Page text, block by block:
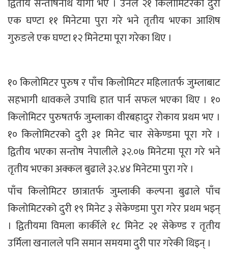
द्वितीय सन्तोषनाथ योगी भए । उनले २१ किलोमिटरको दुरी
एक घण्टा ११ मिनेटमा पुरा गरे भने तृतीय भएका आशिष
गुरुङले एक घण्टा १२ मिनेटमा पूरा गरेका थिए ।
१० किलोमिटर पुरुष र पाँच किलोमिटर महिलातर्फ जुम्लाबाट
सहभागी धावकले उपाधि हात पार्न सफल भएका थिए । १०
किलोमिटर पुरुषतर्फ जुम्लाका वीरबहादुर रोकाय प्रथम भए ।
१० किलोमिटरको दुरी ३१ मिनेट चार सेकेण्डमा पूरा गरे ।
द्वितीय भएका सन्तोष नेपालीले ३२.०७ मिनेटमा पूरा गरे भने
तृतीय भएका अक्कल बुढाले ३२.४४ मिनेटमा पुरा गरे ।
पाँच किलोमिटर छात्रातर्फ जुम्लाकी कल्पना बुढाले पाँच
किलोमिटरको दुरी १९ मिनेट ३ सेकेण्डमा पुरा गरेर प्रथम भइन्
। द्वितीयमा विमला कार्कीले १८ मिनेट २१ सेकेण्ड र तृतीय
उर्मिला खनालले पनि समान समयमा दुरी पार गरेकी थिइन् ।